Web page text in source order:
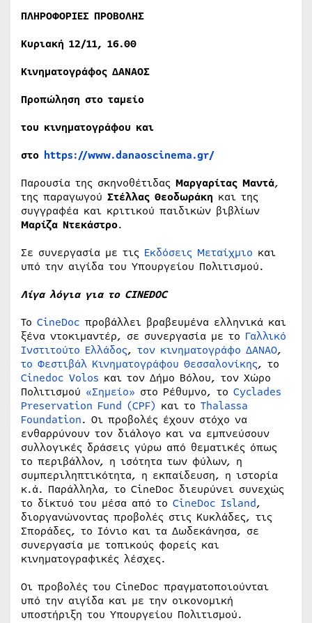
ΠΛΗΡΟΦΟΡΙΕΣ ΠΡΟΒΟΛΗΣ
Κυριακή 12/11, 16.00
Κινηματογράφος ΔΑΝΑΟΣ
Προπώληση στο ταμείο
του κινηματογράφου και
στο https://www.danaoscinema.gr/
Παρουσία της σκηνοθέτιδας Μαργαρίτας Μαντά,
της παραγωγού Στέλλας Θεοδωράκη και της
συγγραφέα και κριτικού παιδικών βιβλίων
Μαρίζα Ντεκάστρο.
Σε συνεργασία με τις Εκδόσεις Μεταίχμιο και
υπό την αιγίδα του Υπουργείου Πολιτισμού.
Λίγα λόγια για το CINEDOC
Το CineDoc προβάλλει βραβευμένα ελληνικά και
ξένα ντοκιμαντέρ, σε συνεργασία με το Γαλλικό
Ινστιτούτο Ελλάδος, τον κινηματογράφο ΔΑΝΑΟ,
το Φεστιβάλ Κινηματογράφου Θεσσαλονίκης, το
Cinedoc Volos και τον Δήμο Βόλου, τον Χώρο
Πολιτισμού «Σημείο» στο Ρέθυμνο, το Cyclades
Preservation Fund (CPF) και το Thalassa
Foundation. Οι προβολές έχουν στόχο να
ενθαρρύνουν τον διάλογο και να εμπνεύσουν
συλλογικές δράσεις γύρω από θεματικές όπως
το περιβάλλον, η ισότητα των φύλων, η
συμπεριληπτικότητα, η εκπαίδευση, η ιστορία
κ.ά. Παράλληλα, το CineDoc διευρύνει συνεχώς
το δίκτυό του μέσα από το CineDoc Island,
διοργανώνοντας προβολές στις Κυκλάδες, τις
Σποράδες, το Ιόνιο και τα Δωδεκάνησα, σε
συνεργασία με τοπικούς φορείς και
κινηματογραφικές λέσχες.
Οι προβολές του CineDoc πραγματοποιούνται
υπό την αιγίδα και με την οικονομική
υποστήριξη του Υπουργείου Πολιτισμού.